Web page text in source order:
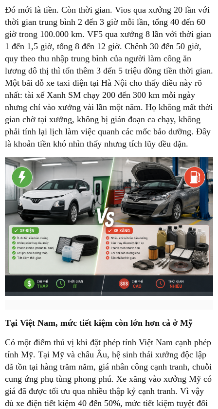
Đó mới là tiền. Còn thời gian. Vios qua xưởng 20 lần với
thời gian trung bình 2 đến 3 giờ mỗi lần, tổng 40 đến 60
giờ trong 100.000 km. VF5 qua xưởng 8 lần với thời gian
1 đến 1,5 giờ, tổng 8 đến 12 giờ. Chênh 30 đến 50 giờ,
quy theo thu nhập trung bình của người làm công ăn
lương đô thị thì tốn thêm 3 đến 5 triệu đồng tiền thời gian.
Một bãi đỗ xe taxi điện tại Hà Nội cho thấy điều này rõ
nhất: tài xế Xanh SM chạy 200 đến 300 km mỗi ngày
nhưng chỉ vào xưởng vài lần một năm. Họ không mất thời
gian chờ tại xưởng, không bị gián đoạn ca chạy, không
phải tính lại lịch làm việc quanh các mốc bảo dưỡng. Đây
là khoản tiền khó nhìn thấy nhưng tích lũy đều đặn.
Tại Việt Nam, mức tiết kiệm còn lớn hơn cả ở Mỹ
Có một điểm thú vị khi đặt phép tính Việt Nam cạnh phép
tính Mỹ. Tại Mỹ và châu Âu, hệ sinh thái xưởng độc lập
đã tồn tại hàng trăm năm, giá nhân công cạnh tranh, chuỗi
cung ứng phụ tùng phong phú. Xe xăng vào xưởng Mỹ có
giá đã được tối ưu qua nhiều thập kỷ cạnh tranh. Vì vậy
dù xe điện tiết kiệm 40 đến 50%, mức tiết kiệm tuyệt đối